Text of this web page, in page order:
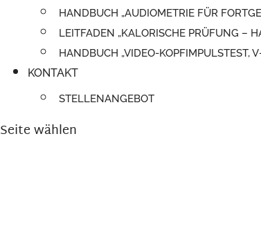
HANDBUCH „AUDIOMETRIE FÜR
LEITFADEN „KALORISCHE PRÜFUNG –
HANDBUCH „VIDEO-KOPFIMPULSTEST,
KONTAKT
STELLENANGEBOT
Seite wählen